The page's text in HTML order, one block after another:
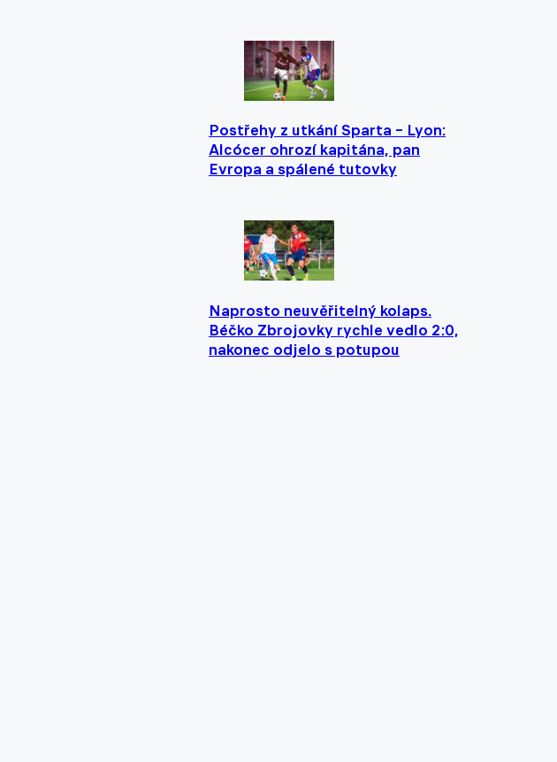
Postřehy z utkání Sparta – Lyon:
Alcócer ohrozí kapitána, pan
Evropa a spálené tutovky
Naprosto neuvěřitelný kolaps.
Béčko Zbrojovky rychle vedlo 2:0,
nakonec odjelo s potupou